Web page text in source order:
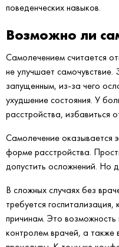
поведенческих навыков.
Возможно ли
Самолечением считается
не улучшает самочувствие.
запущенным, из-за чего
ухудшение состояния. У
расстройства, избавиться
Самолечение оказывается
форме расстройства.
допустить осложнений. Но
В сложных случаях без
требуется
причинам. Это
контролем врачей, а также